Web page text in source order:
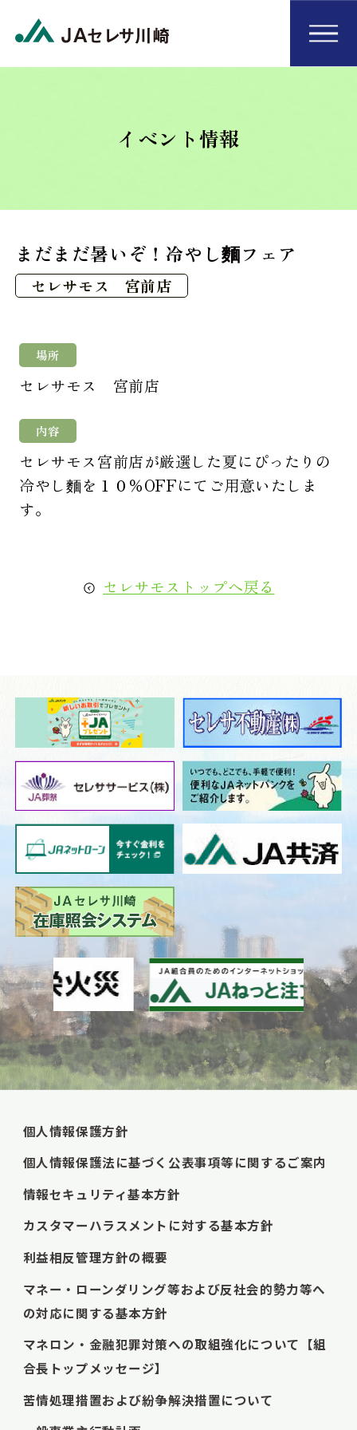
イベント情報
まだまだ暑いぞ！冷やし麵フェア
セレサモス 宮前店
場所
セレサモス 宮前店
内容
セレサモス宮前店が厳選した夏にぴったりの
冷やし麵を１０％OFFにてご用意いたしま
す。
セレサモストップへ戻る
個人情報保護方針
個人情報保護法に基づく公表事項等に関するご案内
情報セキュリティ基本方針
カスタマーハラスメントに対する基本方針
利益相反管理方針の概要
マネー・ローンダリング等および反社会的勢力等へ
の対応に関する基本方針
マネロン・金融犯罪対策への取組強化について【組
合長トップメッセージ】
苦情処理措置および紛争解決措置について